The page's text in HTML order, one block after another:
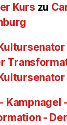
Kurs zu
Kampnagel
-